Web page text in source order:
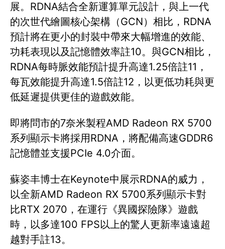
展。RDNA結合全新運算單元設計，與上一代
的次世代繪圖核心架構（GCN）相比，RDNA
預計將在更小的封裝中帶來大幅增進的效能、
功耗表現以及記憶體效率註10。與GCN相比，
RDNA每時脈效能預計提升高達1.25倍註11，
每瓦效能提升高達1.5倍註12，以更低功耗與更
低延遲提供更佳的遊戲效能。
即將問市的7奈米製程AMD Radeon RX 5700
系列顯示卡將採用RDNA，將配備高速GDDR6
記憶體並支援PCIe 4.0介面。
蘇姿丰博士在Keynote中展示RDNA的威力，
以全新AMD Radeon RX 5700系列顯示卡對
比RTX 2070，在運行《異國探險隊》遊戲
時，以多達100 FPS以上的驚人更新率遠遠超
越對手註13。